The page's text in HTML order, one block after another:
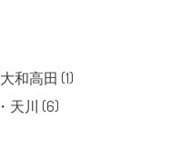
和高田 (1)
天川 (6)